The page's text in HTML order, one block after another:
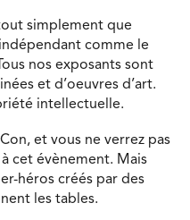
simplement que
comme le
nos exposants sont
et d’oeuvres d’art.
intellectuelle.
et vous ne verrez pas
cet évènement. Mais
héros créés par des
les tables.